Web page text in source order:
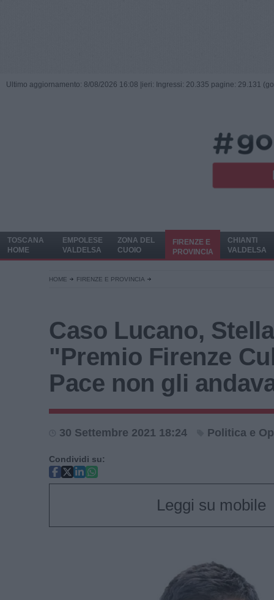
Ultimo aggiornamento: 8/08/2026 16:08 | ieri: Ingressi: 20.335 pagine: 29.131
TOSCANA
HOME
EMPOLESE
VALDELSA
ZONA DEL
CUOIO
FIRENZE E
PROVINCIA
CHIANTI
VALDELSA
HOME FIRENZE E PROVINCIA
Caso Lucano,
"Premio Firenze
Pace non gli
30 Settembre 2021 18:24 Politica e
Condividi su:
Leggi su mobile